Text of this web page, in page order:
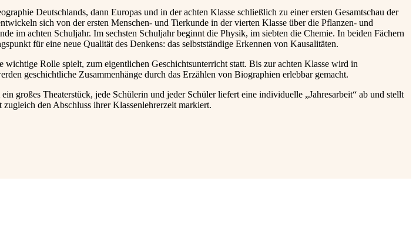
Deutschlands, dann Europas und in der achten Klasse schließlich zu einer ersten Gesamtschau der
sich von der ersten Menschen- und Tierkunde in der vierten Klasse über die Pflanzen- und
im achten Schuljahr. Im sechsten Schuljahr beginnt die Physik, im siebten die Chemie. In beiden Fächern
für eine neue Qualität des Denkens: das selbstständige Erkennen von Kausalitäten.
Rolle spielt, zum eigentlichen Geschichtsunterricht statt. Bis zur achten Klasse wird in
geschichtliche Zusammenhänge durch das Erzählen von Biographien erlebbar gemacht.
großes Theaterstück, jede Schülerin und jeder Schüler liefert eine individuelle „Jahresarbeit“ ab und stellt
den Abschluss ihrer Klassenlehrerzeit markiert.